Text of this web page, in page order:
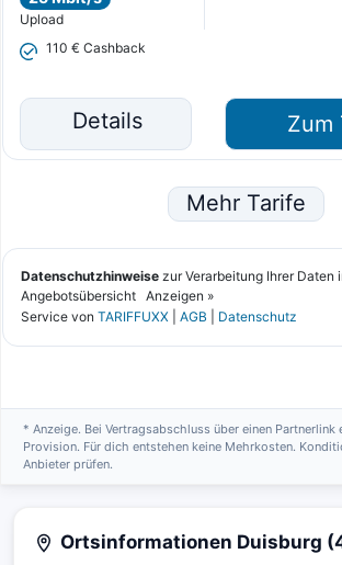
* Anzeige. Bei Vertragsabschluss über einen Partnerlink
Provision. Für dich entstehen keine Mehrkosten.
Anbieter prüfen.
Ortsinformationen Duisburg